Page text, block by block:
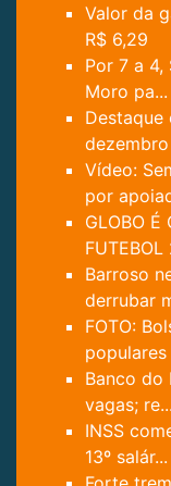
Valor da
R$ 6,29
Por 7 a
Moro pa...
Destaque
dezembro
Vídeo:
por
GLOBO É
FUTEBOL
Barroso
derrubar
FOTO:
populares
Banco do
vagas; re...
INSS
13º salár...